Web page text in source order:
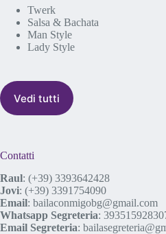
Twerk
Salsa & Bachata
Man Style
Lady Style
Vedi tutti
Contatti
Raul: (+39) 3393642428
Jovi: (+39) 3391754090
Email: bailaconmigobg@gmail.com
Whatsapp Segreteria:
Email Segreteria: